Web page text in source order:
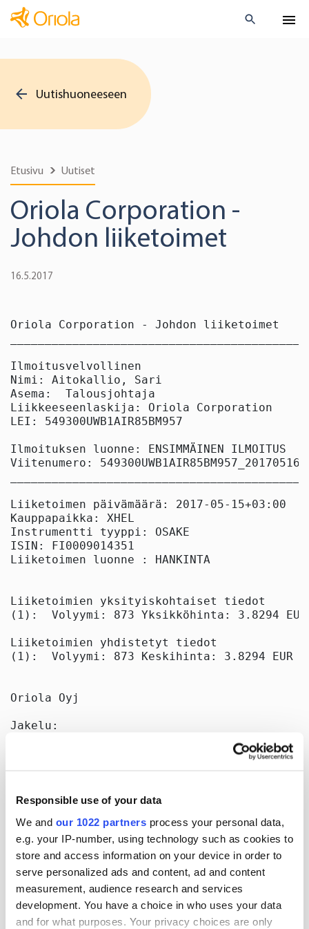
Responsible use of your data
We and our 1022 partners process your personal data,
e.g. your IP-number, using technology such as cookies to
store and access information on your device in order to
serve personalized ads and content, ad and content
measurement, audience research and services
development. You have a choice in who uses your data
and for what purposes. Your privacy choices are only
Uutishuoneeseen
Etusivu Uutiset
Oriola Corporation -
Johdon liiketoimet
16.5.2017
Oriola Corporation - Johdon liiketoimet
Ilmoitusvelvollinen
Nimi: Aitokallio, Sari
Asema:  Talousjohtaja
Liikkeeseenlaskija: Oriola Corporation
LEI: 549300UWB1AIR85BM957
Ilmoituksen luonne: ENSIMMÄINEN ILMOITUS
Viitenumero:
Liiketoimen päivämäärä: 2017-05-15+03:00
Kauppapaikka: XHEL
Instrumentti tyyppi: OSAKE
ISIN: FI0009014351
Liiketoimen luonne : HANKINTA
Liiketoimien yksityiskohtaiset tiedot
(1):  Volyymi: 873 Yksikköhinta: 3.8294 EUR
Liiketoimien yhdistetyt tiedot
(1):  Volyymi: 873 Keskihinta: 3.8294 EUR
Oriola Oyj
Jakelu:
Oriola Oyj
Konserniviestintä
Orionintie 5
02200 Espoo
www.oriola.com
[]